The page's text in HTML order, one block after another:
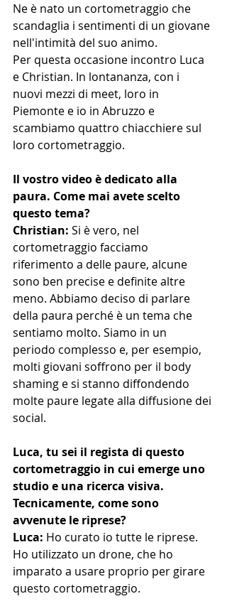
Ne è nato un cortometraggio che
scandaglia i sentimenti di un giovane
nell'intimità del suo animo.
Per questa occasione incontro Luca
e Christian. In lontananza, con i
nuovi mezzi di meet, loro in
Piemonte e io in Abruzzo e
scambiamo quattro chiacchiere sul
loro cortometraggio.
Il vostro video è dedicato alla
paura. Come mai avete scelto
questo tema?
Christian: Si è vero, nel
cortometraggio facciamo
riferimento a delle paure, alcune
sono ben precise e definite altre
meno. Abbiamo deciso di parlare
della paura perché è un tema che
sentiamo molto. Siamo in un
periodo complesso e, per esempio,
molti giovani soffrono per il body
shaming e si stanno diffondendo
molte paure legate alla diffusione dei
social.
Luca, tu sei il regista di questo
cortometraggio in cui emerge uno
studio e una ricerca visiva.
Tecnicamente, come sono
avvenute le riprese?
Luca: Ho curato io tutte le riprese.
Ho utilizzato un drone, che ho
imparato a usare proprio per girare
questo cortometraggio.